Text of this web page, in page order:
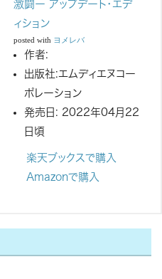
激闘ー アップデート・エデ
ィション
posted with ヨメレバ
作者:
出版社:エムディエヌコー
ポレーション
発売日: 2022年04月22
日頃
楽天ブックスで購入
Amazonで購入